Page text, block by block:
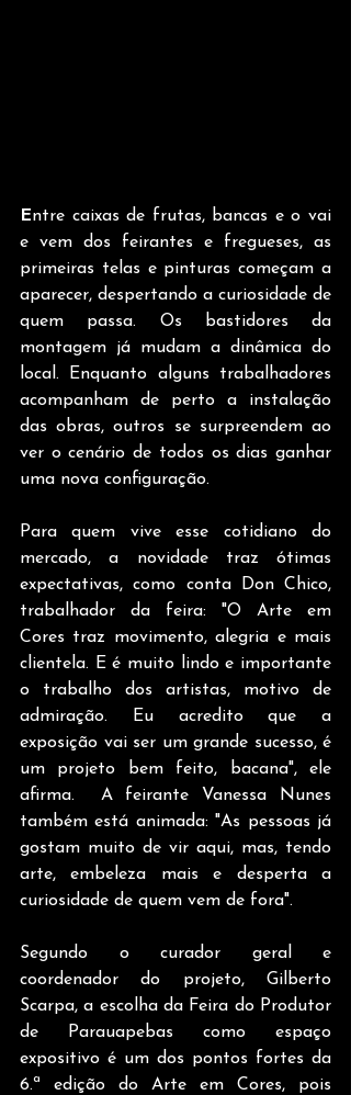
Entre caixas de frutas, bancas e o vai
e vem dos feirantes e fregueses, as
primeiras telas e pinturas começam a
aparecer, despertando a curiosidade de
quem passa. Os bastidores da
montagem já mudam a dinâmica do
local. Enquanto alguns trabalhadores
acompanham de perto a instalação
das obras, outros se surpreendem ao
ver o cenário de todos os dias ganhar
uma nova configuração.
Para quem vive esse cotidiano do
mercado, a novidade traz ótimas
expectativas, como conta Don Chico,
trabalhador da feira: "O Arte em
Cores traz movimento, alegria e mais
clientela. E é muito lindo e importante
o trabalho dos artistas, motivo de
admiração. Eu acredito que a
exposição vai ser um grande sucesso, é
um projeto bem feito, bacana", ele
afirma.  A feirante Vanessa Nunes
também está animada: "As pessoas já
gostam muito de vir aqui, mas, tendo
arte, embeleza mais e desperta a
curiosidade de quem vem de fora".
Segundo o curador geral e
coordenador do projeto, Gilberto
Scarpa, a escolha da Feira do Produtor
de Parauapebas como espaço
expositivo é um dos pontos fortes da
6.ª edição do Arte em Cores, pois